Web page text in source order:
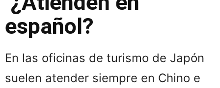
español?
En las oficinas de turismo de Japón
suelen atender siempre en Chino e